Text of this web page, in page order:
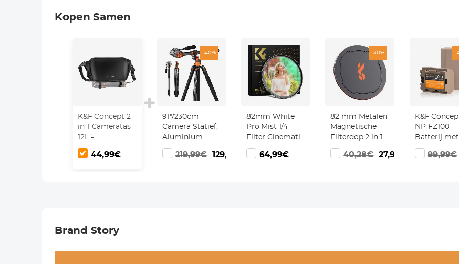
Kopen Samen
K&F Concept 2-
in-1 Cameratas
12L –
Schoudertas &
Rugzak voor
44,99€
-40%
91"/230cm
Camera Statief,
Aluminium
Reisstatief met
Vloeistofkop,
Videokop voor
219,99€ 129,99€
82mm White
Pro Mist 1/4
Filter Cinematic
Effect Filter, HD
Dreamy Soft
64,99€
-30%
82 mm Metalen
Magnetische
Filterdop 2 in 1
Inschroefbare
Lensdop
40,28€ 27,99€
-
K&F
NP-FZ100
Batterij met
Type C
Oplaadbare
99,99€
Brand Story